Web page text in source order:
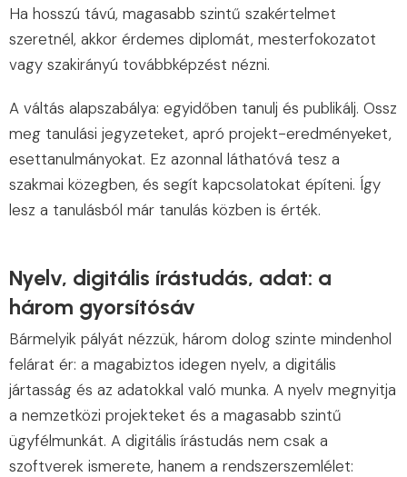
Ha hosszú távú, magasabb szintű szakértelmet
szeretnél, akkor érdemes diplomát, mesterfokozatot
vagy szakirányú továbbképzést nézni.
A váltás alapszabálya: egyidőben tanulj és publikálj. Ossz
meg tanulási jegyzeteket, apró projekt-eredményeket,
esettanulmányokat. Ez azonnal láthatóvá tesz a
szakmai közegben, és segít kapcsolatokat építeni. Így
lesz a tanulásból már tanulás közben is érték.
Nyelv, digitális írástudás, adat: a
három gyorsítósáv
Bármelyik pályát nézzük, három dolog szinte mindenhol
felárat ér: a magabiztos idegen nyelv, a digitális
jártasság és az adatokkal való munka. A nyelv megnyitja
a nemzetközi projekteket és a magasabb szintű
ügyfélmunkát. A digitális írástudás nem csak a
szoftverek ismerete, hanem a rendszerszemlélet: